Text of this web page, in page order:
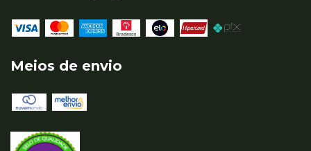
Meios de envio